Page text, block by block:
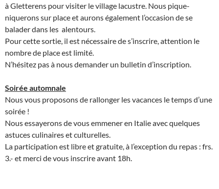
à Gletterens pour visiter le village lacustre. Nous pique-
niquerons sur place et aurons également l’occasion de se
balader dans les alentours.
Pour cette sortie, il est nécessaire de s’inscrire, attention le
nombre de place est limité.
N’hésitez pas à nous demander un bulletin d’inscription.
Soirée automnale
Nous vous proposons de rallonger les vacances le temps d’une
soirée !
Nous essayerons de vous emmener en Italie avec quelques
astuces culinaires et culturelles.
La participation est libre et gratuite, à l’exception du repas : frs.
3.- et merci de vous inscrire avant 18h.